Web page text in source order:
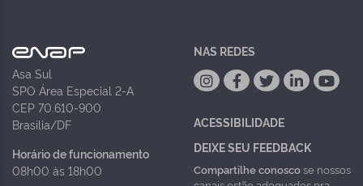
Asa Sul
SPO Área Especial 2-A
CEP 70.610-900
Brasília/DF
Horário de funcionamento
08h00 às 18h00
NAS REDES
ACESSIBILIDADE
DEIXE SEU FEEDBACK
Compartilhe conoscose nossos